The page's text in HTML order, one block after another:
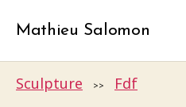
Mathieu Salomon
Sculpture >> Fdf